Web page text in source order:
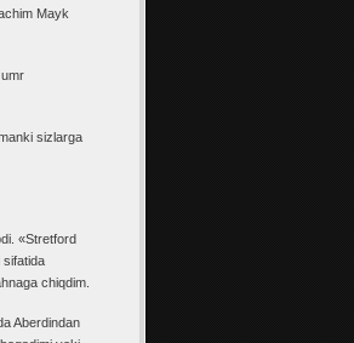
Mayk
sizlarga
«Stretford
sifatida
chiqdim.
Aberdindan